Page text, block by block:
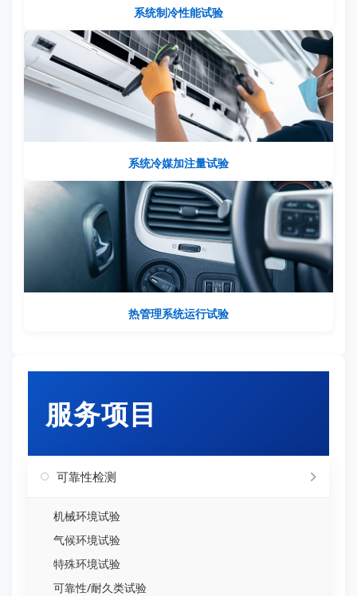
系统制冷性能试验
系统冷媒加注量试验
热管理系统运行试验
服务项目
可靠性检测
机械环境试验
气候环境试验
特殊环境试验
可靠性/耐久类试验